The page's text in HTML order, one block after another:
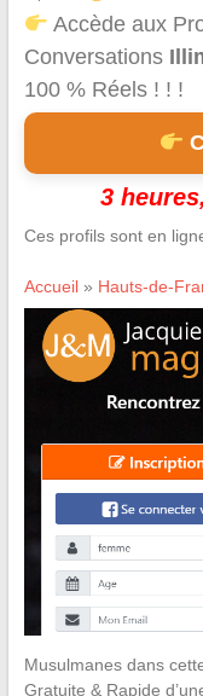
Accède aux
Conversations
100 % Réels ! ! !
3
Ces profils sont en
Accueil» Hauts-de-
Musulmanes dans
Gratuite & Rapide